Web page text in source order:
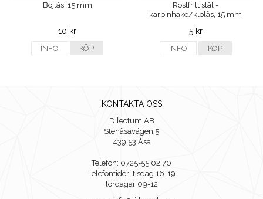
Bojlås, 15 mm
10 kr
INFO KÖP
Rostfritt stål -
karbinhake/klolås, 15 mm
5 kr
INFO KÖP
KONTAKTA OSS
Dilectum AB
Stenåsavägen 5
439 53 Åsa
Telefon: 0725-55 02 70
Telefontider: tisdag 16-19
lördagar 09-12